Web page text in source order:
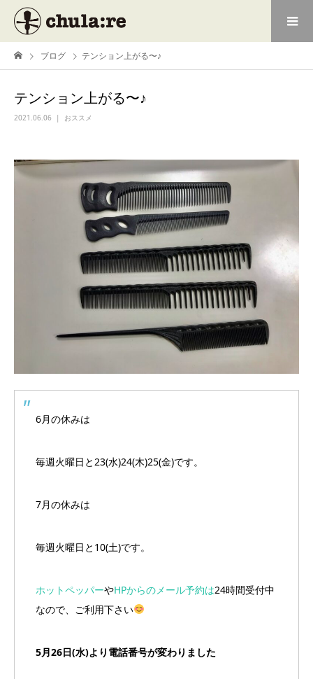
ブログ テンション上がる〜♪
テンション上がる〜♪
2021.06.06 おススメ
6月の休みは
毎週火曜日と23(水)24(木)25(金)です。
7月の休みは
毎週火曜日と10(土)です。
ホットペッパーやHPからのメール予約は24時間受付中
なので、ご利用下さい
5月26日(水)より電話番号が変わりました